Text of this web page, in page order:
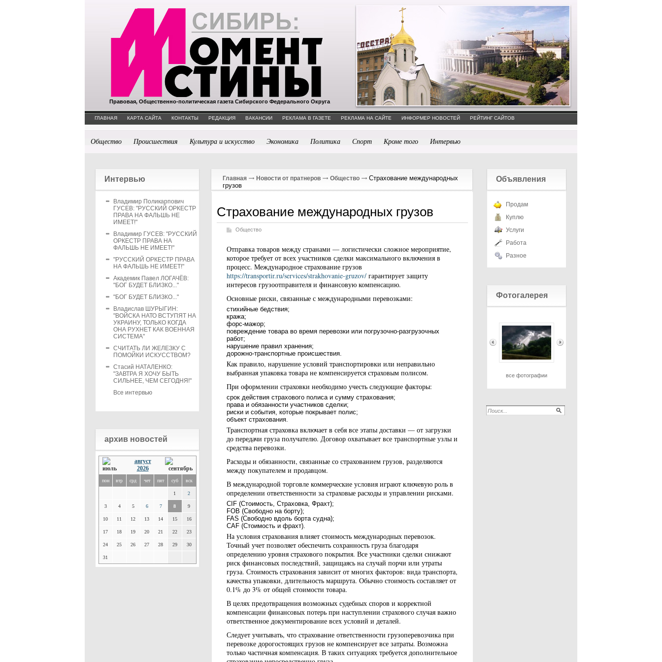
Правовая, Общественно-политическая газета Сибирского Федерального Округа
ГЛАВНАЯ КАРТА САЙТА КОНТАКТЫ РЕДАКЦИЯ ВАКАНСИИ РЕКЛАМА В ГАЗЕТЕ РЕКЛАМА НА САЙТЕ ИНФОРМЕР НОВОСТЕЙ РЕЙТИНГ САЙТОВ
Общество Происшествия Культура и искусство Экономика Политика Спорт Кроме того Интервью
Интервью
Владимир Поликарпович
ГУСЕВ: "РУССКИЙ ОРКЕСТР
ПРАВА НА ФАЛЬШЬ НЕ
ИМЕЕТ!"
Владимир ГУСЕВ: "РУССКИЙ
ОРКЕСТР ПРАВА НА
ФАЛЬШЬ НЕ ИМЕЕТ!"
"РУССКИЙ ОРКЕСТР ПРАВА
НА ФАЛЬШЬ НЕ ИМЕЕТ!"
Академик Павел ЛОГАЧЁВ:
"БОГ БУДЕТ БЛИЗКО..."
"БОГ БУДЕТ БЛИЗКО..."
Владислав ШУРЫГИН:
"ВОЙСКА НАТО ВСТУПЯТ НА
УКРАИНУ, ТОЛЬКО КОГДА
ОНА РУХНЕТ КАК ВОЕННАЯ
СИСТЕМА"
СЧИТАТЬ ЛИ ЖЕЛЕЗКУ С
ПОМОЙКИ ИСКУССТВОМ?
Стасий НАТАЛЕНКО:
"ЗАВТРА Я ХОЧУ БЫТЬ
СИЛЬНЕЕ, ЧЕМ СЕГОДНЯ!"
Все интервью
архив новостей
август
2026
пон втр срд чет пят суб вск
1 2
3 4 5 6 7 8 9
10 11 12 13 14 15 16
17 18 19 20 21 22 23
24 25 26 27 28 29 30
31
Главная Новости от пратнеров Общество
Страхование международных
грузов
Страхование международных грузов
Общество
Отправка товаров между странами — логистически сложное мероприятие,
которое требует от всех участников сделки максимального включения в
процесс. Международное страхование грузов
https://transportir.ru/services/strakhovanie-gruzov/гарантирует защиту
интересов грузоотправителя и финансовую компенсацию.
Основные риски, связанные с международными перевозками:
стихийные бедствия;
кража;
форс-мажор;
повреждение товара во время перевозки или погрузочно-разгрузочных
работ;
нарушение правил хранения;
дорожно-транспортные происшествия.
Как правило, нарушение условий транспортировки или неправильно
выбранная упаковка товара не компенсируется страховым полисом.
При оформлении страховки необходимо учесть следующие факторы:
срок действия страхового полиса и сумму страхования;
права и обязанности участников сделки;
риски и события, которые покрывает полис;
объект страхования.
Транспортная страховка включает в себя все этапы доставки — от загрузки
до передачи груза получателю. Договор охватывает все транспортные узлы и
средства перевозки.
Расходы и обязанности, связанные со страхованием грузов, разделяются
между покупателем и продавцом.
В международной торговле коммерческие условия играют ключевую роль в
определении ответственности за страховые расходы и управлении рисками.
CIF (Стоимость, Страховка, Фрахт);
FOB (Свободно на борту);
FAS (Свободно вдоль борта судна);
CAF (Стоимость и фрахт).
На условия страхования влияет стоимость международных перевозок.
Точный учет позволяет обеспечить сохранность груза благодаря
определению уровня страхового покрытия. Все участники сделки снижают
риск финансовых последствий, защищаясь на случай порчи или утраты
груза. Стоимость страхования зависит от многих факторов: вида транспорта,
качества упаковки, длительность маршрута. Обычно стоимость составляет от
0.1% до 3% от общей стоимости товара.
В целях предотвращения возможных судебных споров и корректной
компенсации финансовых потерь при наступлении страхового случая важно
ответственное документирование всех условий и деталей.
Следует учитывать, что страхование ответственности грузоперевозчика при
перевозке дорогостоящих грузов не компенсирует все затраты. Возможна
только частичная компенсация. В таких ситуациях требуется дополнительное
Объявления
Продам
Куплю
Услуги
Работа
Разное
Фотогалерея
все фотографии